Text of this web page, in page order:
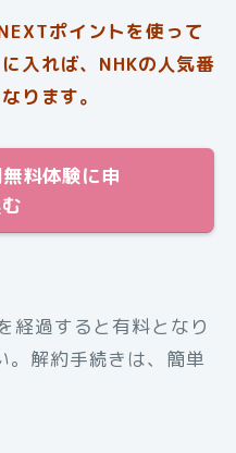
ポイントを使って
入れば、NHKの人気番
ります。
料体験に申
経過すると有料となり
。解約手続きは、簡単